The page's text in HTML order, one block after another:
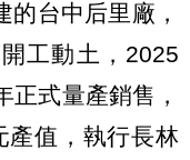
台中后里廠，
工動土，2025
式量產銷售，
產值，執行長林